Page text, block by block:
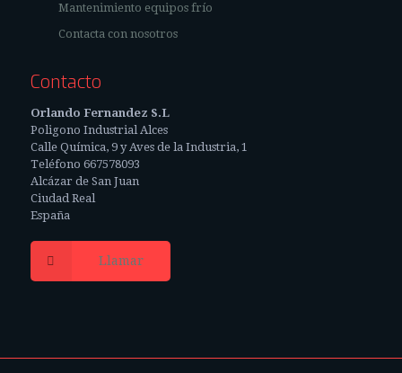
Mantenimiento equipos frío
Contacta con nosotros
Contacto
Orlando Fernandez S.L
Poligono Industrial Alces
Calle Química, 9 y Aves de la Industria, 1
Teléfono 667578093
Alcázar de San Juan
Ciudad Real
España
Llamar